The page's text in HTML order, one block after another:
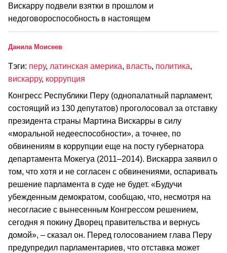
Вискарру подвели взятки в прошлом и
недоговороспособность в настоящем
Данила Моисеев
Тэги: перу, латинская америка, власть, политика,
вискарру, коррупция
Конгресс Республики Перу (однопалатный парламент,
состоящий из 130 депутатов) проголосовал за отставку
президента страны Мартина Вискарры в силу
«моральной недееспособности», а точнее, по
обвинениям в коррупции еще на посту губернатора
департамента Мокегуа (2011–2014). Вискарра заявил о
том, что хотя и не согласен с обвинениями, оспаривать
решение парламента в суде не будет. «Будучи
убежденным демократом, сообщаю, что, несмотря на
несогласие с вынесенным Конгрессом решением,
сегодня я покину Дворец правительства и вернусь
домой», – сказал он. Перед голосованием глава Перу
предупредил парламентариев, что отставка может